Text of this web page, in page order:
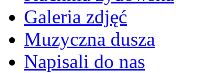
Galeria zdjęć
Muzyczna dusza
Napisali do nas